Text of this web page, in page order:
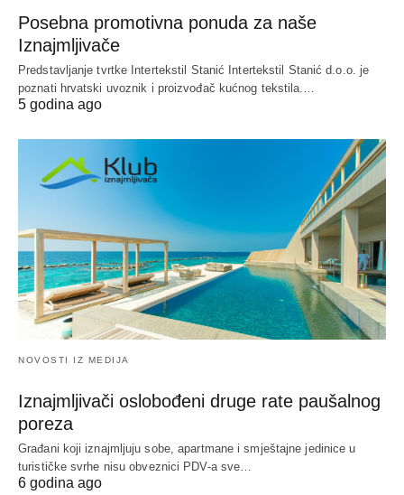
Posebna promotivna ponuda za naše
Iznajmljivače
Predstavljanje tvrtke Intertekstil Stanić Intertekstil Stanić d.o.o. je
poznati hrvatski uvoznik i proizvođač kućnog tekstila.…
5 godina ago
NOVOSTI IZ MEDIJA
Iznajmljivači oslobođeni druge rate paušalnog
poreza
Građani koji iznajmljuju sobe, apartmane i smještajne jedinice u
turističke svrhe nisu obveznici PDV-a sve…
6 godina ago